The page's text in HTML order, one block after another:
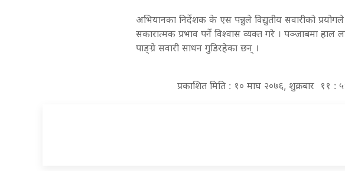
अभियानका निर्देशक के एस पन्नुले विद्युतीय सवारीको
सकारात्मक प्रभाव पर्ने विश्वास व्यक्त गरे । पञ्जाबमा हाल
पाङ्ग्रे सवारी साधन गुडिरहेका छन् ।
प्रकाशित मिति : १० माघ २०७६, शुक्रबार ११ :